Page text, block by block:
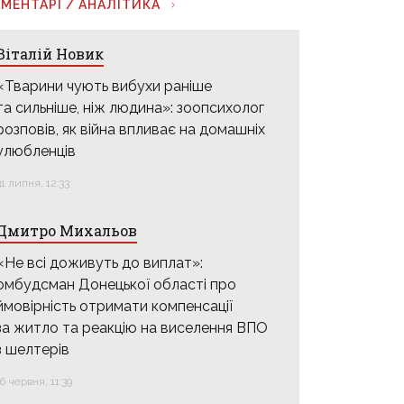
/ АНАЛІТИКА
Новик
чують вибухи раніше
сильніше, ніж людина»: зоопсихолог
як війна впливає на домашніх
липня, 12:33
Михальов
всі доживуть до виплат»:
Донецької області про
отримати компенсації
житло та реакцію на виселення ВПО
шелтерів
червня, 11:39